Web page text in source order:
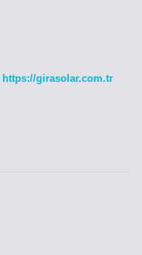
https://girasolar.com.tr